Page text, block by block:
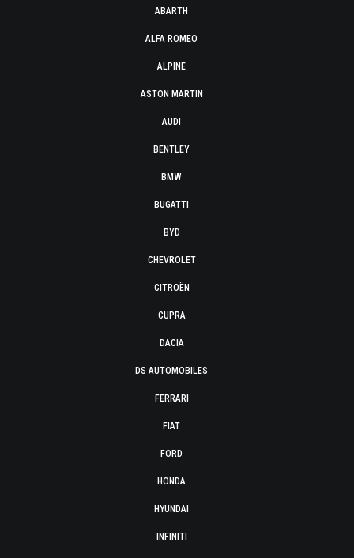
ABARTH
ALFA ROMEO
ALPINE
ASTON MARTIN
AUDI
BENTLEY
BMW
BUGATTI
BYD
CHEVROLET
CITROËN
CUPRA
DACIA
DS AUTOMOBILES
FERRARI
FIAT
FORD
HONDA
HYUNDAI
INFINITI